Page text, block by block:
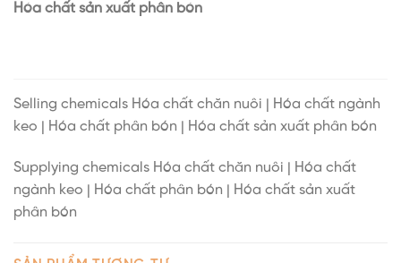
Hóa chất sản xuất phân bón
Selling chemicals Hóa chất chăn nuôi | Hóa chất ngành
keo | Hóa chất phân bón | Hóa chất sản xuất phân bón
Supplying chemicals Hóa chất chăn nuôi | Hóa chất
ngành keo | Hóa chất phân bón | Hóa chất sản xuất
phân bón